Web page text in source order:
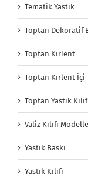
Tematik Yastık
Toptan Dekoratif
Toptan Kırlent
Toptan Kırlent İçi
Toptan Yastık
Valiz Kılıfı
Yastık Baskı
Yastık Kılıfı